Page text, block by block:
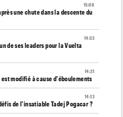
15:08
une chute dans la descente du
14:53
de ses leaders pour la Vuelta
14:31
modifié à cause d'éboulements
14:13
de l'insatiable Tadej Pogacar ?